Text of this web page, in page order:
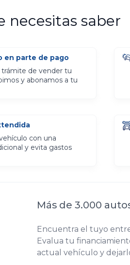
necesitas saber
en parte de pago
trámite de vender tu
y abonamos a tu
con una
y evita gastos
Más de 3.000
Encuentra el tuyo
Evalua tu
actual vehículo y